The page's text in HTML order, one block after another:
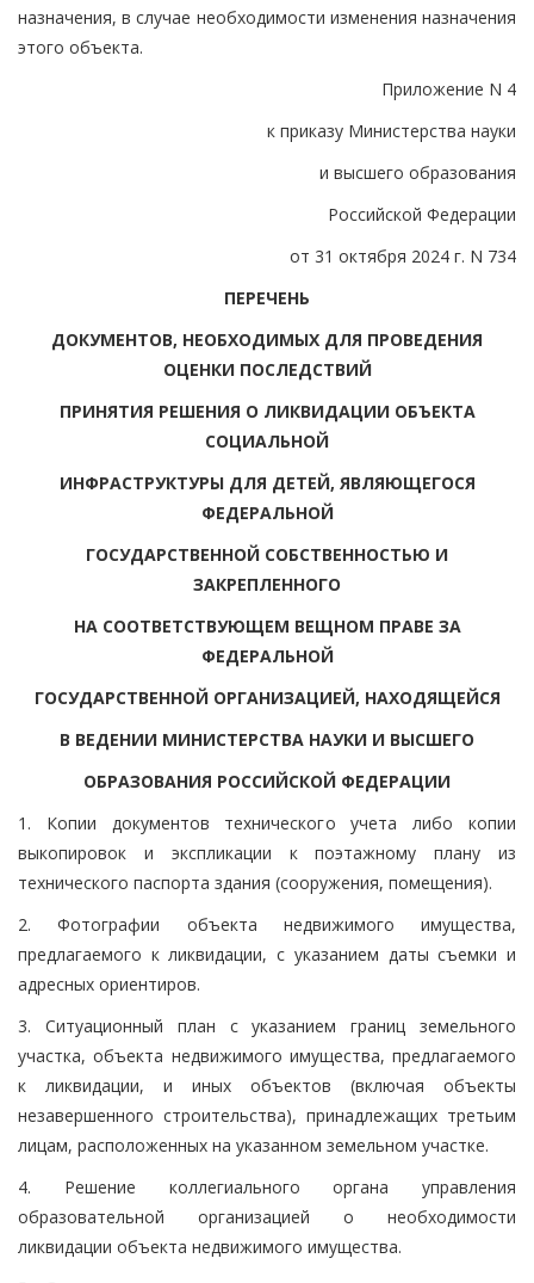
назначения, в случае необходимости изменения назначения
этого объекта.
Приложение N 4
к приказу Министерства науки
и высшего образования
Российской Федерации
от 31 октября 2024 г. N 734
ПЕРЕЧЕНЬ
ДОКУМЕНТОВ, НЕОБХОДИМЫХ ДЛЯ ПРОВЕДЕНИЯ
ОЦЕНКИ ПОСЛЕДСТВИЙ
ПРИНЯТИЯ РЕШЕНИЯ О ЛИКВИДАЦИИ ОБЪЕКТА
СОЦИАЛЬНОЙ
ИНФРАСТРУКТУРЫ ДЛЯ ДЕТЕЙ, ЯВЛЯЮЩЕГОСЯ
ФЕДЕРАЛЬНОЙ
ГОСУДАРСТВЕННОЙ СОБСТВЕННОСТЬЮ И
ЗАКРЕПЛЕННОГО
НА СООТВЕТСТВУЮЩЕМ ВЕЩНОМ ПРАВЕ ЗА
ФЕДЕРАЛЬНОЙ
ГОСУДАРСТВЕННОЙ ОРГАНИЗАЦИЕЙ, НАХОДЯЩЕЙСЯ
В ВЕДЕНИИ МИНИСТЕРСТВА НАУКИ И ВЫСШЕГО
ОБРАЗОВАНИЯ РОССИЙСКОЙ ФЕДЕРАЦИИ
1. Копии документов технического учета либо копии
выкопировок и экспликации к поэтажному плану из
технического паспорта здания (сооружения, помещения).
2. Фотографии объекта недвижимого имущества,
предлагаемого к ликвидации, с указанием даты съемки и
адресных ориентиров.
3. Ситуационный план с указанием границ земельного
участка, объекта недвижимого имущества, предлагаемого
к ликвидации, и иных объектов (включая объекты
незавершенного строительства), принадлежащих третьим
лицам, расположенных на указанном земельном участке.
4. Решение коллегиального органа управления
образовательной организацией о необходимости
ликвидации объекта недвижимого имущества.